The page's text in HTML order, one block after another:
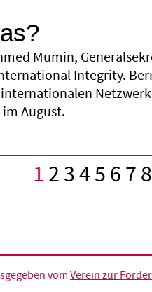
Mumin,
Integrity.
August.
Aktuelle
1 Seite
2Seite
3Seite
4Seite
5678
vom Verein zur